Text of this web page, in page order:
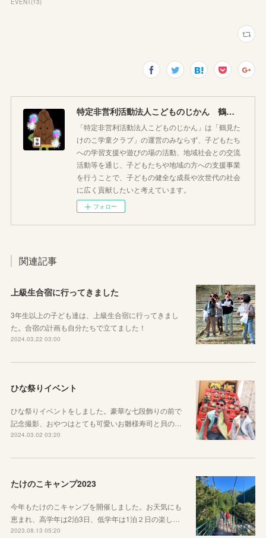
特定非営利活動法人こどものじかん 鶴見たけのこ学童クラブ
「特定非営利活動法人こどものじかん」は「鶴見た
けのこ学童クラブ」の運営のみならず、子どもたち
への学習支援や遊びの場の活動、地域社会との交流
活動等を通じ、子どもたちや地域の方への支援事業
を行うことで、子どもの健全な成長や次世代の社会
に広く貢献したいと考えています。
フォロー
関連記事
上級生合宿に行ってきました
3年生以上の子ども達は、上級生合宿に行ってきまし
た。合宿の計画も自分たちで立てました！
2024.03.22 03:00
ひな祭りイベント
ひな祭りイベントをしました。豪華な七段飾りの前で
記念撮影、おやつはとても可愛いお雛様寿司と貝の…
2024.03.02 03:20
たけのこキャンプ2023
今年もたけのこキャンプを開催しました。お天気にも
恵まれ、高学年は2泊3日、低学年は1泊２日の楽し…
2023.08.13 05:20